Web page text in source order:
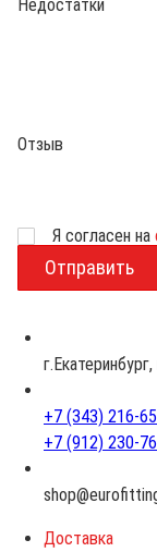
Недостатки
Отзыв
ВозрастЯ согласен на
+7 (343) 216-
+7 (912) 230-
Доставка